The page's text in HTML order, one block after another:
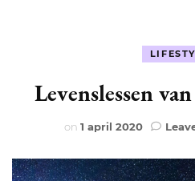
Levenslessen
on 1 april 2020